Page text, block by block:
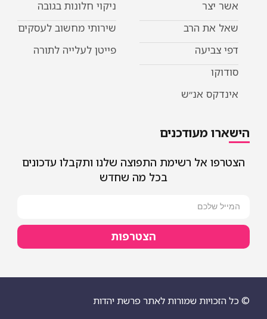
אנ״ש
ניקוי חלונות בגובה
שירותי מחשוב לעסקים
פייטן לעלייה לתורה
אל רשימת התפוצה שלנו ותקבלו עדכונים
בכל מה שחדש
שמורות לאתר פרשת יהדות